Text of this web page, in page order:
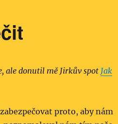
ale donutil mě Jirkův spot Jak
proto, aby nám